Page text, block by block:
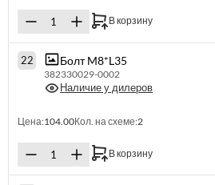
В корзину
22 Болт M8*L35
382330029-0002
Наличие у дилеров
Цена:104.00Кол. на схеме:2
В корзину